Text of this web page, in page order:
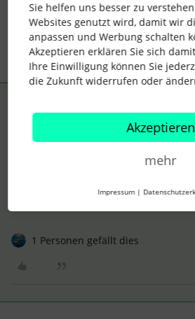
1 Personen gefällt dies
ich bin mir nicht sicher, ob Du auch
Eurem Personio Account. Diese
1 Personen gefällt dies
Sie helfen uns besser zu
Websites genutzt wird, damit wir
anpassen und Werbung schalten
Akzeptieren erklären Sie sich
Ihre Einwilligung können Sie
die Zukunft widerrufen oder
Akzeptieren
mehr
Impressum |